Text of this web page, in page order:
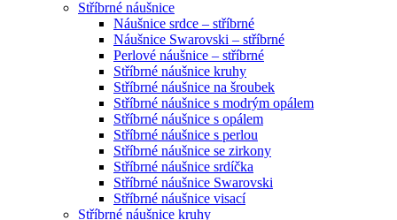
Stříbrné náušnice
Náušnice srdce – stříbrné
Náušnice Swarovski – stříbrné
Perlové náušnice – stříbrné
Stříbrné náušnice kruhy
Stříbrné náušnice na šroubek
Stříbrné náušnice s modrým opálem
Stříbrné náušnice s opálem
Stříbrné náušnice s perlou
Stříbrné náušnice se zirkony
Stříbrné náušnice srdíčka
Stříbrné náušnice Swarovski
Stříbrné náušnice visací
Stříbrné náušnice kruhy